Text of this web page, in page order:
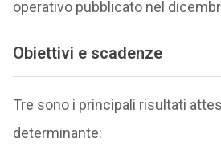
operativo pubblicato nel
Obiettivi e scadenze
Tre sono i principali risultati
determinante: